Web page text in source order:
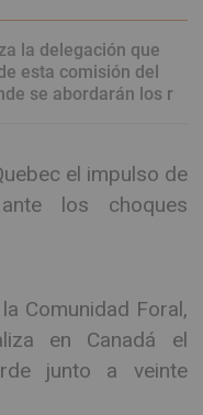
la delegación que
esta comisión del
se abordarán los r
el impulso de
los choques
Comunidad Foral,
en Canadá el
junto a veinte